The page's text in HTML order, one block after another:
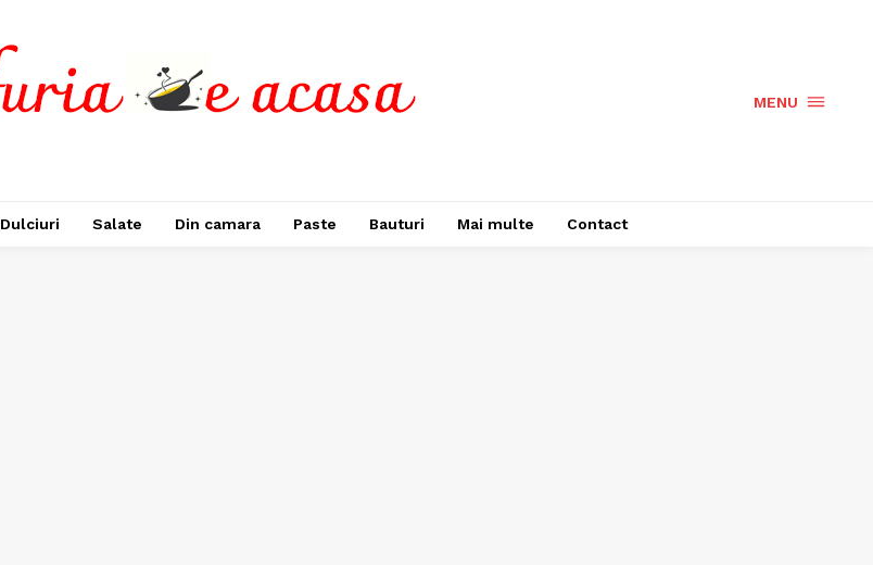
MENU
Dulciuri Salate Din camara Paste Bauturi Mai multe Contact